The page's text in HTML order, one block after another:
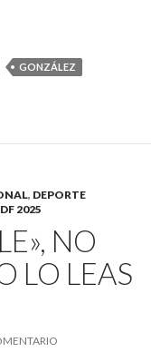
GONZÁLEZ
, DEPORTE
2025
NO
LO LEAS